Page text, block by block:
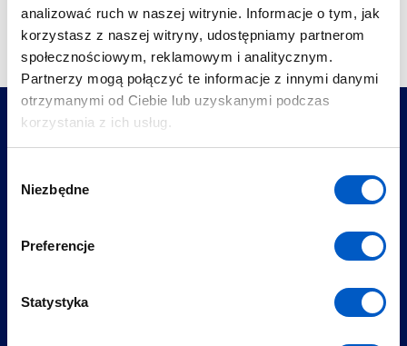
analizować ruch w naszej witrynie. Informacje o tym, jak
korzystasz z naszej witryny, udostępniamy partnerom
społecznościowym, reklamowym i analitycznym.
Partnerzy mogą połączyć te informacje z innymi danymi
otrzymanymi od Ciebie lub uzyskanymi podczas
korzystania z ich usług.
Niezbędne
Preferencje
Statystyka
Przydatne informacje
Licencja pilota drona